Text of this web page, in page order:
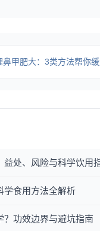
甲肥大：3类方法帮你缓解鼻塞
益处、风险与科学饮用
学食用方法全解析
？功效边界与避坑指南